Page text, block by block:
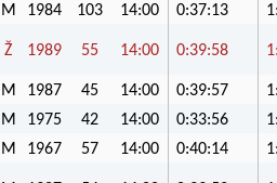
M 1984 103 14:00 0:37:13
Ž 1989 55 14:00 0:39:58
M 1987 45 14:00 0:39:57
M 1975 42 14:00 0:33:56
M 1967 57 14:00 0:40:14